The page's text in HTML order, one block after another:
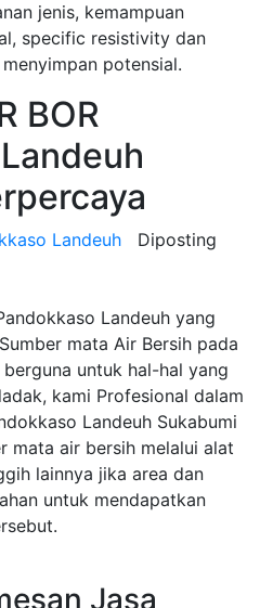
jenis, kemampuan
specific resistivity dan
potensial.
BOR
Landeuh
Diposting
Landeuh yang
mata Air Bersih pada
untuk hal-hal yang
kami Profesional dalam
Landeuh Sukabumi
mata air bersih melalui alat
lainnya jika area dan
untuk mendapatkan
Jasa